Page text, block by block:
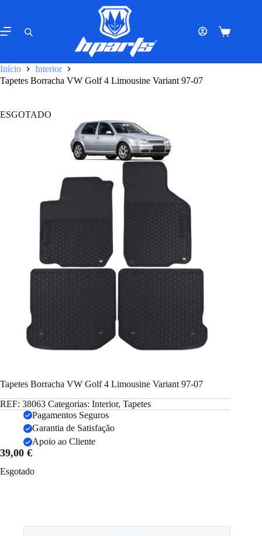
o
conteúdo
Carrinho
Início
Interior
Tapetes Borracha VW Golf 4 Limousine Variant 97-07
ESGOTADO
Tapetes Borracha VW Golf 4 Limousine Variant 97-07
REF: 38063 Categorias: Interior, Tapetes
Pagamentos Seguros
Garantia de Satisfação
Apoio ao Cliente
39,00 €
Esgotado